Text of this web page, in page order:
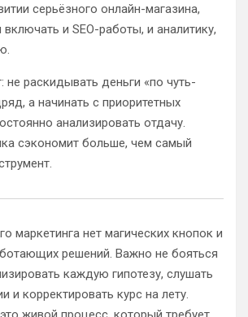
серьёзного онлайн-магазина,
и SEO-работы, и аналитику,
не раскидывать деньги «по чуть-
а начинать с приоритетных
анализировать отдачу.
сэкономит больше, чем самый
маркетинга нет магических кнопок и
решений. Важно не бояться
каждую гипотезу, слушать
и корректировать курс на лету.